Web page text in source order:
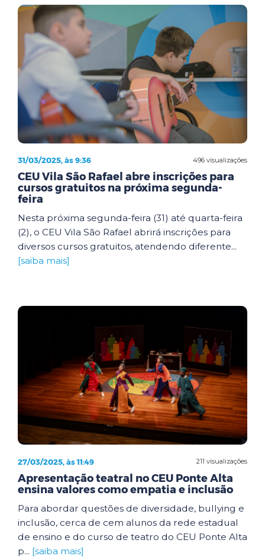
496 visualizações
31/03/2025, às 9:36
CEU Vila São Rafael abre inscrições para
cursos gratuitos na próxima segunda-
feira
Nesta próxima segunda-feira (31) até quarta-feira
(2), o CEU Vila São Rafael abrirá inscrições para
diversos cursos gratuitos, atendendo diferente...
[saiba mais]
211 visualizações
27/03/2025, às 11:49
Apresentação teatral no CEU Ponte Alta
ensina valores como empatia e inclusão
Para abordar questões de diversidade, bullying e
inclusão, cerca de cem alunos da rede estadual
de ensino e do curso de teatro do CEU Ponte Alta
p... [saiba mais]